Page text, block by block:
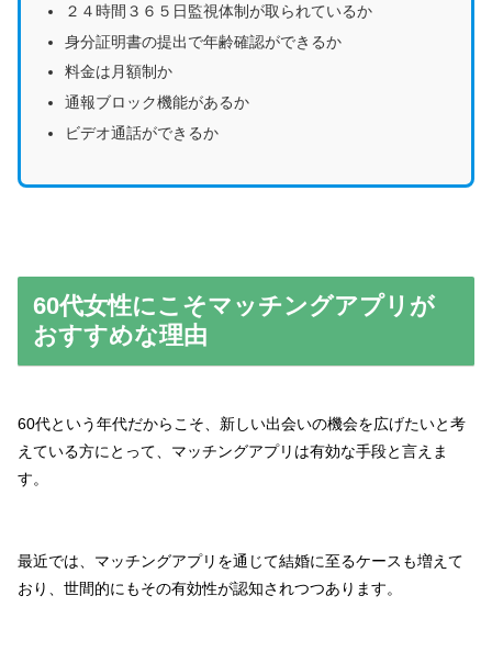
２４時間３６５日監視体制が取られているか
身分証明書の提出で年齢確認ができるか
料金は月額制か
通報ブロック機能があるか
ビデオ通話ができるか
60代女性にこそマッチングアプリが
おすすめな理由
60代という年代だからこそ、新しい出会いの機会を広げたいと考
えている方にとって、マッチングアプリは有効な手段と言えま
す。
最近では、マッチングアプリを通じて結婚に至るケースも増えて
おり、世間的にもその有効性が認知されつつあります。